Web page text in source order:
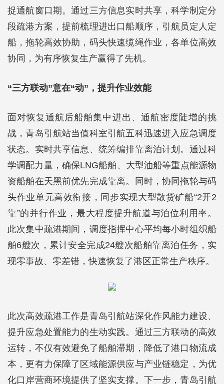
捉通航窗口期。通过三方信息实时共享，科学制定分
段疏港方案，提前梳理进出口船顺序，引航员定人定
船，拖轮高效协助，码头快速缆绳作业，各单位高效
协同，为有序恢复生产赢得了先机。
“三方联动”意在“动”，提升作业效能
面对恢复通航后船舶集中进出、通航密度陡增的挑
战，青岛引航站当值科室引航五科迅速进入应急调度
状态。实时共享信息、统筹编排靠离泊计划。通过科
学调配力量，确保LNG船舶、大型油船等重点能源物
资船舶在天黑前优先完成靠离。同时，协同拖轮与码
头作业单元高效衔接，同步实现大型散货矿船“2开2
靠”的并行作业，最大程度提升航道与泊位利用率。
此次集中疏港期间，调度指挥中心平均每小时组织船
舶6艘次，累计安全完成24艘次船舶靠离泊任务，实
现零事故、零差错，快速恢复了港区正常生产秩序。
此次高效疏港工作是青岛引航站深化作风能力建设、
提升应急处置能力的生动实践。通过三方联动的高效
运转，不仅有效避免了船舶滞期，降低了港口物流成
本，更有力保障了区域能源供应与产业链稳定，为优
化口岸营商环境提供了坚实支撑。下一步，青岛引航